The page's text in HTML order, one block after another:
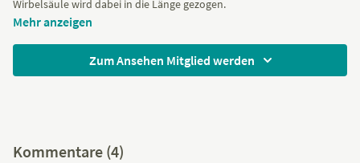
Wirbelsäule wird dabei in die Länge gezogen.
Mehr anzeigen
Zum Ansehen Mitglied werden
Kommentare (4)